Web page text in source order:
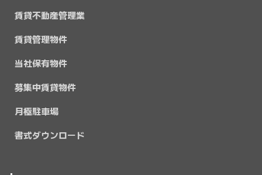
賃貸不動産管理業
賃貸管理物件
当社保有物件
募集中賃貸物件
月極駐車場
書式ダウンロード